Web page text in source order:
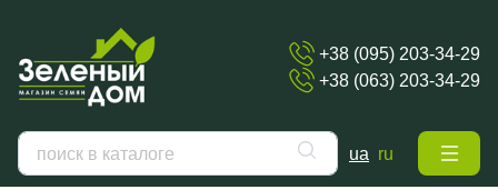
+38 (095) 203-34-29
+38 (063) 203-34-29
ua ru